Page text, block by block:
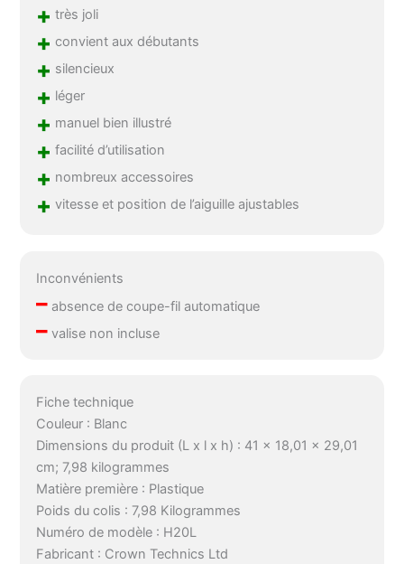
+ très joli
+ convient aux débutants
+ silencieux
+ léger
+ manuel bien illustré
+ facilité d’utilisation
+ nombreux accessoires
+ vitesse et position de l’aiguille ajustables
Inconvénients
– absence de coupe-fil automatique
– valise non incluse
Fiche technique
Couleur : Blanc
Dimensions du produit (L x l x h) : 41 x 18,01 x 29,01
cm; 7,98 kilogrammes
Matière première : Plastique
Poids du colis : 7,98 Kilogrammes
Numéro de modèle : H20L
Fabricant : Crown Technics Ltd